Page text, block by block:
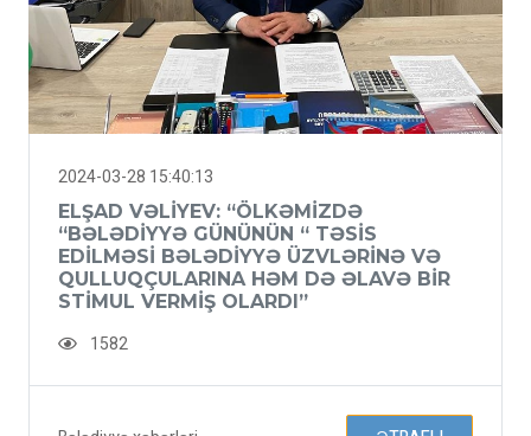
2024-03-28 15:40:13
ELŞAD VƏLIYEV: “ÖLKƏMIZDƏ
“BƏLƏDIYYƏ GÜNÜNÜN “ TƏSIS
EDILMƏSI BƏLƏDIYYƏ ÜZVLƏRINƏ VƏ
QULLUQÇULARINA HƏM DƏ ƏLAVƏ BIR
STIMUL VERMIŞ OLARDI”
1582